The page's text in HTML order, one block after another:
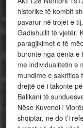
historike të kombit
pavarur në trojet e
Gadishullit të vjetër.
paragjikimet e të
buronte nga qenia e
me individualitetin e
mundime e sakrifica
drejtë që i takonte
Ballkani të
Nëse Kuvendi i
shqiptar, ne do t’i